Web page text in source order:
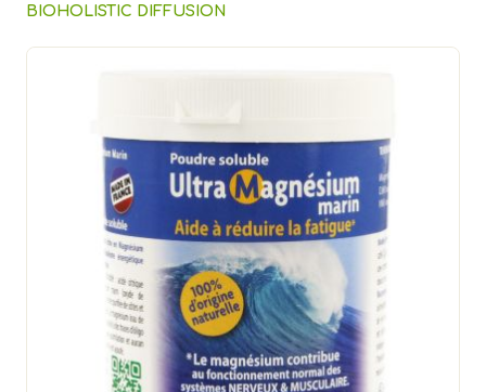
BIOHOLISTIC DIFFUSION